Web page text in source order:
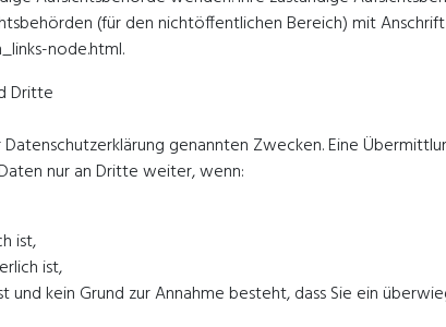
(für den nichtöffentlichen Bereich) mit
node.html.
Dritte
genannten Zwecken. Eine
nur an Dritte weiter, wenn:
ist,
ist,
kein Grund zur Annahme besteht, dass Sie ein